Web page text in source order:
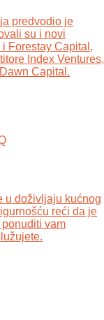
predvodio je
su i novi
Forestay Capital,
Index Ventures,
Capital.
u doživljaju kućnog
reći da je
vam